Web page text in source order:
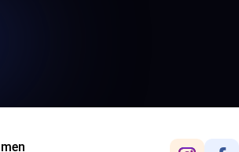
yang
panduan